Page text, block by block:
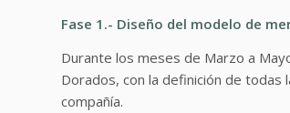
Fase 1.- Diseño del modelo de
Durante los meses de Marzo a
Dorados, con la definición de todas
compañía.